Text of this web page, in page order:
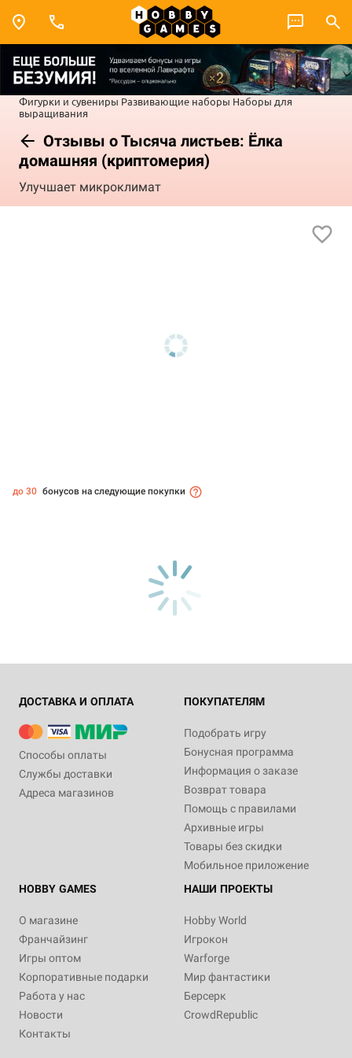
Фигурки и сувениры Развивающие наборы Наборы для
выращивания
Отзывы о Тысяча листьев: Ёлка
домашняя (криптомерия)
Улучшает микроклимат
до 30 бонусов на следующие покупки
ДОСТАВКА И ОПЛАТА
Способы оплаты
Службы доставки
Адреса магазинов
ПОКУПАТЕЛЯМ
Подобрать игру
Бонусная программа
Информация о заказе
Возврат товара
Помощь с правилами
Архивные игры
Товары без скидки
Мобильное приложение
HOBBY GAMES
О магазине
Франчайзинг
Игры оптом
Корпоративные подарки
Работа у нас
Новости
Контакты
НАШИ ПРОЕКТЫ
Hobby World
Игрокон
Warforge
Мир фантастики
Берсерк
CrowdRepublic